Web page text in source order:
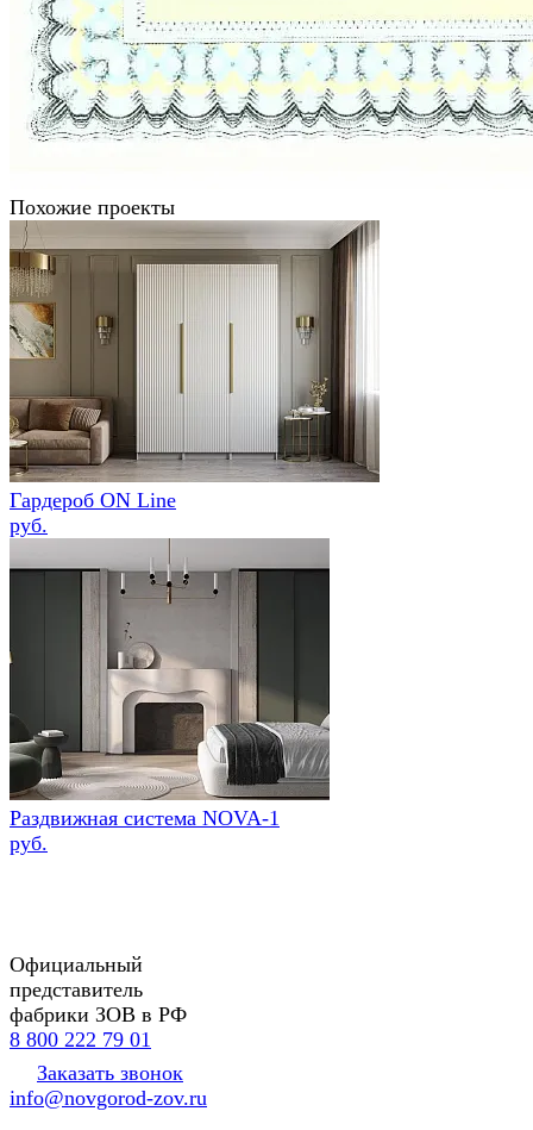
Похожие проекты
Гардероб ON Line
руб.
Раздвижная система NOVA-1
руб.
Официальный
представитель
фабрики ЗОВ в РФ
8 800 222 79 01
Заказать звонок
info@novgorod-zov.ru